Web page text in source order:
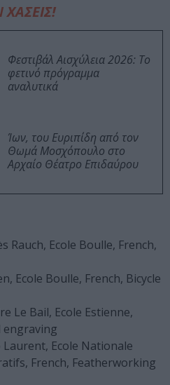
Φεστιβάλ Αισχύλεια 2026: Το
φετινό πρόγραμμα
αναλυτικά
Ίων, του Ευριπίδη από τον
Θωμά Μοσχόπουλο στο
Αρχαίο Θέατρο Επιδαύρου
Rauch, Ecole Boulle, French,
Ecole Boulle, French, Bicycle
Le Bail, Ecole Estienne,
engraving
Ecole Nationale
French, Featherworking